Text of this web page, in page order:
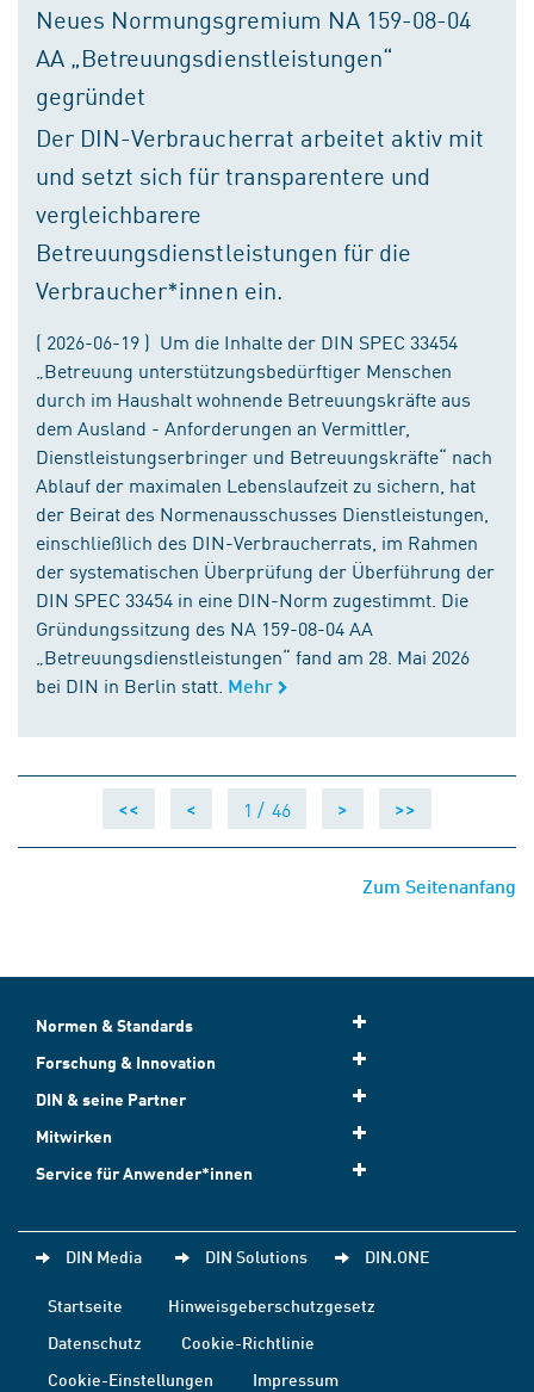
Neues Normungsgremium NA 159-08-04
AA „Betreuungsdienstleistungen“
gegründet
Der DIN-Verbraucherrat arbeitet aktiv mit
und setzt sich für transparentere und
vergleichbarere
Betreuungsdienstleistungen für die
Verbraucher*innen ein.
( 2026-06-19 ) Um die Inhalte der DIN SPEC 33454
„Betreuung unterstützungsbedürftiger Menschen
durch im Haushalt wohnende Betreuungskräfte aus
dem Ausland - Anforderungen an Vermittler,
Dienstleistungserbringer und Betreuungskräfte“ nach
Ablauf der maximalen Lebenslaufzeit zu sichern, hat
der Beirat des Normenausschusses Dienstleistungen,
einschließlich des DIN-Verbraucherrats, im Rahmen
der systematischen Überprüfung der Überführung der
DIN SPEC 33454 in eine DIN-Norm zugestimmt. Die
Gründungssitzung des NA 159-08-04 AA
„Betreuungsdienstleistungen“ fand am 28. Mai 2026
bei DIN in Berlin statt. Mehr
<< < 1 / 46 > >>
Zum Seitenanfang
Normen & Standards
Forschung & Innovation
DIN & seine Partner
Mitwirken
Service für Anwender*innen
DIN Media DIN Solutions DIN.ONE
Startseite
Hinweisgeberschutzgesetz
Datenschutz
Cookie-Richtlinie
Cookie-Einstellungen
Impressum